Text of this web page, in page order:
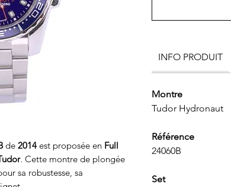
de 2014 est proposée en Full
. Cette montre de plongée
sa robustesse, sa
INFO PRODUIT
Montre
Tudor Hydronaut
Référence
24060B
Set